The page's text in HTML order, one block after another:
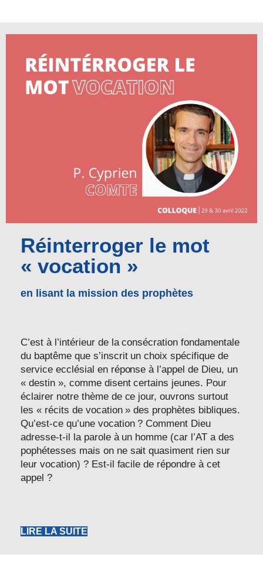
Réinterroger le mot
« vocation »
en lisant la mission des prophètes
C’est à l’intérieur de la consécration fondamentale
du baptême que s’inscrit un choix spécifique de
service ecclésial en réponse à l’appel de Dieu, un
« destin », comme disent certains jeunes. Pour
éclairer notre thème de ce jour, ouvrons surtout
les « récits de vocation » des prophètes bibliques.
Qu’est-ce qu’une vocation ? Comment Dieu
adresse-t-il la parole à un homme (car l’AT a des
pophétesses mais on ne sait quasiment rien sur
leur vocation) ? Est-il facile de répondre à cet
appel ?
LIRE LA SUITE